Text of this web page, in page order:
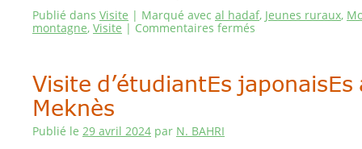
Publié dans Visite | Marqué avec al hadaf, Jeunes ruraux,
montagne, Visite | Commentaires fermés
Visite d’étudiantEs japonaisEs
Meknès
Publié le 29 avril 2024 par N. BAHRI